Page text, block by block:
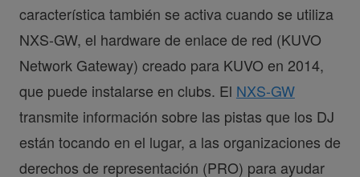
característica también se activa cuando se utiliza
NXS-GW, el hardware de enlace de red (KUVO
Network Gateway) creado para KUVO en 2014,
que puede instalarse en clubs. El NXS-GW
transmite información sobre las pistas que los DJ
están tocando en el lugar, a las organizaciones de
derechos de representación (PRO) para ayudar